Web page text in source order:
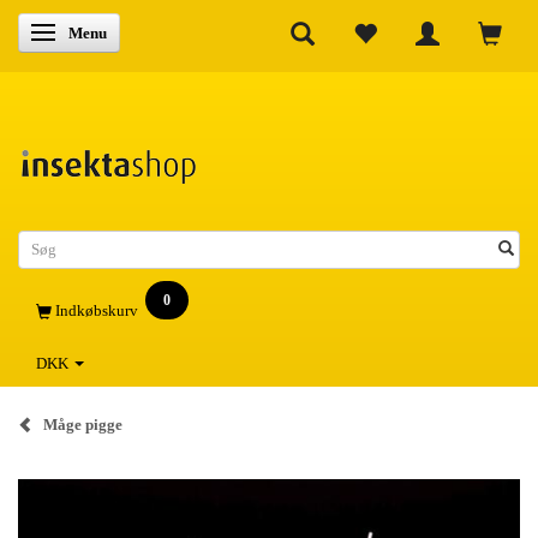
Skifte navigation
Menu
Indkøbskurv
0
DKK
Måge pigge